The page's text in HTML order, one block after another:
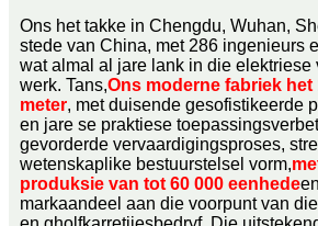
Ons het takke in Chengdu, Wuhan,
stede van China, met 286 ingenieurs
wat almal al jare lank in die elektriese
werk. Tans,Ons moderne fabriek het
meter, met duisende gesofistikeerde
en jare se praktiese
gevorderde vervaardigingsproses,
wetenskaplike bestuurstelsel vorm,
produksie van tot 60 000 eenhede
markaandeel aan die voorpunt van